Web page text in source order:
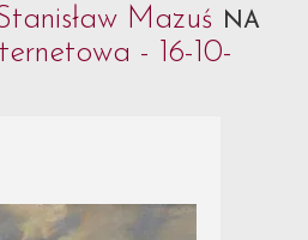
Mazuś
NA
- 16-10-